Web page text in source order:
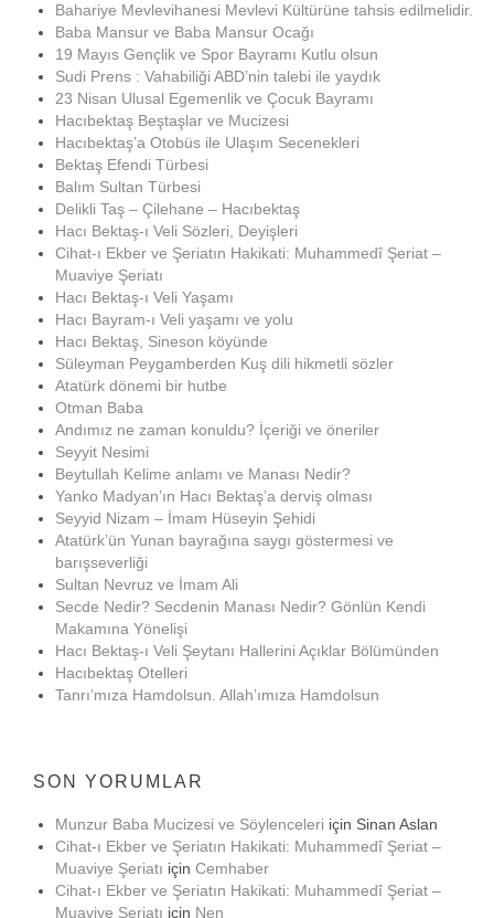
Bahariye Mevlevihanesi Mevlevi Kültürüne tahsis edilmelidir.
Baba Mansur ve Baba Mansur Ocağı
19 Mayıs Gençlik ve Spor Bayramı Kutlu olsun
Sudi Prens : Vahabiliği ABD’nin talebi ile yaydık
23 Nisan Ulusal Egemenlik ve Çocuk Bayramı
Hacıbektaş Beştaşlar ve Mucizesi
Hacıbektaş’a Otobüs ile Ulaşım Secenekleri
Bektaş Efendi Türbesi
Balım Sultan Türbesi
Delikli Taş – Çilehane – Hacıbektaş
Hacı Bektaş-ı Veli Sözleri, Deyişleri
Cihat-ı Ekber ve Şeriatın Hakikati: Muhammedî Şeriat –
Muaviye Şeriatı
Hacı Bektaş-ı Veli Yaşamı
Hacı Bayram-ı Veli yaşamı ve yolu
Hacı Bektaş, Sineson köyünde
Süleyman Peygamberden Kuş dili hikmetli sözler
Atatürk dönemi bir hutbe
Otman Baba
Andımız ne zaman konuldu? İçeriği ve öneriler
Seyyit Nesimi
Beytullah Kelime anlamı ve Manası Nedir?
Yanko Madyan’ın Hacı Bektaş’a derviş olması
Seyyid Nizam – İmam Hüseyin Şehidi
Atatürk’ün Yunan bayrağına saygı göstermesi ve
barışseverliği
Sultan Nevruz ve İmam Ali
Secde Nedir? Secdenin Manası Nedir? Gönlün Kendi
Makamına Yönelişi
Hacı Bektaş-ı Veli Şeytanı Hallerini Açıklar Bölümünden
Hacıbektaş Otelleri
Tanrı’mıza Hamdolsun. Allah’ımıza Hamdolsun
SON YORUMLAR
Munzur Baba Mucizesi ve Söylenceleri için Sinan Aslan
Cihat-ı Ekber ve Şeriatın Hakikati: Muhammedî Şeriat –
Muaviye Şeriatı için Cemhaber
Cihat-ı Ekber ve Şeriatın Hakikati: Muhammedî Şeriat –
Muaviye Şeriatı için Nen